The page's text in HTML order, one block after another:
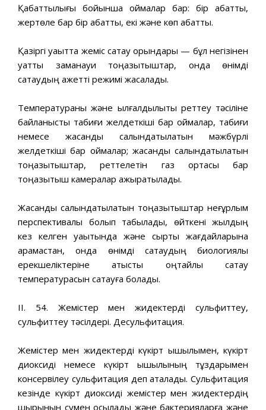
Қабаттылығы бойынша қоймалар бар: бір қабатты,
жертөле бар бір қабатты, екі және көп қабатты.
Қазіргі уақытта жеміс сақтау орындары — бұл негізінен
қуатты заманауи тоңазытқыштар, онда өнімді
сақтаудың қажетті режимі жасалады.
Температураны және ылғалдылықты реттеу тәсіліне
байланысты табиғи желдеткіші бар қоймалар, табиғи
немесе жасанды салқындатылатын мәжбүрлі
желдеткіші бар қоймалар; жасанды салқындатылатын
тоңазытқыштар, реттелетін газ ортасы бар
тоңазытқыш камералар ажыратылады.
Жасанды салқындатылатын тоңазытқыштар неғұрлым
перспективалы болып табылады, өйткені жылдың
кез келген уақытында және сыртқы жағдайларына
қарамастан, онда өнімді сақтаудың биологиялық
ерекшеліктеріне қатысты оңтайлы сақтау
температурасын сақтауға болады.
II. 54. Жемістер мен жидектерді сульфиттеу,
сульфиттеу тәсілдері. Десульфитация.
Жемістер мен жидектерді күкірт қышқылымен, күкірт
диоксиді немесе күкірт қышқылының тұздарымен
консервілеу сульфитация деп аталады. Сульфитация
кезінде күкірт диоксиді жемістер мен жидектердің
шырынын сумен қосылады және бактерияларға және